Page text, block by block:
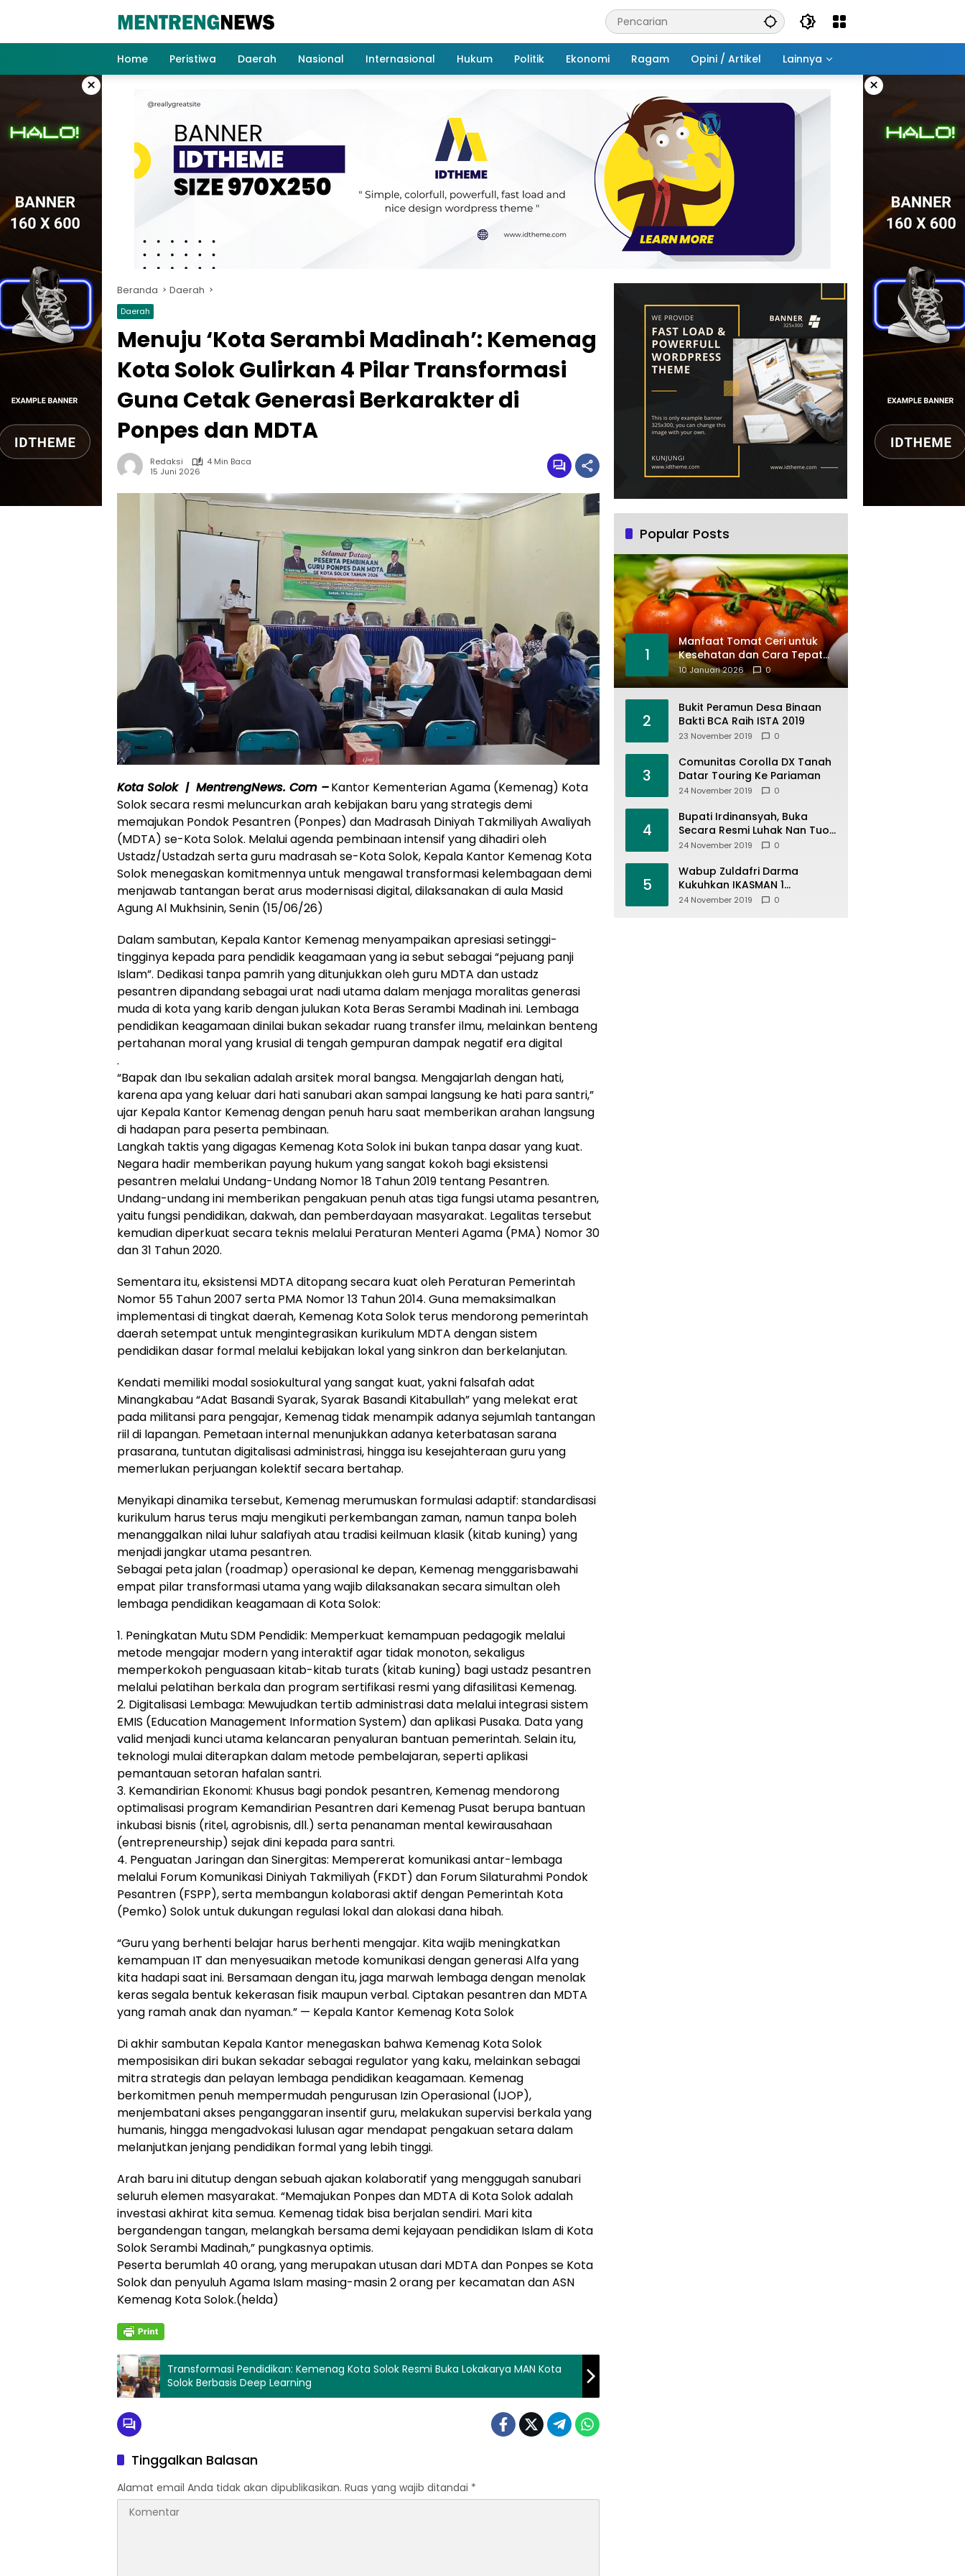
Home
Peristiwa Daerah Nasional Internasional Hukum Politik Ekonomi Ragam Opini / Artikel Lainnya
× ×
Beranda Daerah
Daerah
Menuju ‘Kota Serambi Madinah’: Kemenag
Kota Solok Gulirkan 4 Pilar Transformasi
Guna Cetak Generasi Berkarakter di
Ponpes dan MDTA
Redaksi
4 Min Baca
15 Juni 2026
Kota Solok | MentrengNews. Com –Kantor Kementerian Agama (Kemenag) Kota
Solok secara resmi meluncurkan arah kebijakan baru yang strategis demi
memajukan Pondok Pesantren (Ponpes) dan Madrasah Diniyah Takmiliyah Awaliyah
(MDTA) se-Kota Solok. Melalui agenda pembinaan intensif yang dihadiri oleh
Ustadz/Ustadzah serta guru madrasah se-Kota Solok, Kepala Kantor Kemenag Kota
Solok menegaskan komitmennya untuk mengawal transformasi kelembagaan demi
menjawab tantangan berat arus modernisasi digital, dilaksanakan di aula Masid
Agung Al Mukhsinin, Senin (15/06/26)
Dalam sambutan, Kepala Kantor Kemenag menyampaikan apresiasi setinggi-
tingginya kepada para pendidik keagamaan yang ia sebut sebagai “pejuang panji
Islam”. Dedikasi tanpa pamrih yang ditunjukkan oleh guru MDTA dan ustadz
pesantren dipandang sebagai urat nadi utama dalam menjaga moralitas generasi
muda di kota yang karib dengan julukan Kota Beras Serambi Madinah ini. Lembaga
pendidikan keagamaan dinilai bukan sekadar ruang transfer ilmu, melainkan benteng
pertahanan moral yang krusial di tengah gempuran dampak negatif era digital
.
“Bapak dan Ibu sekalian adalah arsitek moral bangsa. Mengajarlah dengan hati,
karena apa yang keluar dari hati sanubari akan sampai langsung ke hati para santri,”
ujar Kepala Kantor Kemenag dengan penuh haru saat memberikan arahan langsung
di hadapan para peserta pembinaan.
Langkah taktis yang digagas Kemenag Kota Solok ini bukan tanpa dasar yang kuat.
Negara hadir memberikan payung hukum yang sangat kokoh bagi eksistensi
pesantren melalui Undang-Undang Nomor 18 Tahun 2019 tentang Pesantren.
Undang-undang ini memberikan pengakuan penuh atas tiga fungsi utama pesantren,
yaitu fungsi pendidikan, dakwah, dan pemberdayaan masyarakat. Legalitas tersebut
kemudian diperkuat secara teknis melalui Peraturan Menteri Agama (PMA) Nomor 30
dan 31 Tahun 2020.
Sementara itu, eksistensi MDTA ditopang secara kuat oleh Peraturan Pemerintah
Nomor 55 Tahun 2007 serta PMA Nomor 13 Tahun 2014. Guna memaksimalkan
implementasi di tingkat daerah, Kemenag Kota Solok terus mendorong pemerintah
daerah setempat untuk mengintegrasikan kurikulum MDTA dengan sistem
pendidikan dasar formal melalui kebijakan lokal yang sinkron dan berkelanjutan.
Kendati memiliki modal sosiokultural yang sangat kuat, yakni falsafah adat
Minangkabau “Adat Basandi Syarak, Syarak Basandi Kitabullah” yang melekat erat
pada militansi para pengajar, Kemenag tidak menampik adanya sejumlah tantangan
riil di lapangan. Pemetaan internal menunjukkan adanya keterbatasan sarana
prasarana, tuntutan digitalisasi administrasi, hingga isu kesejahteraan guru yang
memerlukan perjuangan kolektif secara bertahap.
Menyikapi dinamika tersebut, Kemenag merumuskan formulasi adaptif: standardisasi
kurikulum harus terus maju mengikuti perkembangan zaman, namun tanpa boleh
menanggalkan nilai luhur salafiyah atau tradisi keilmuan klasik (kitab kuning) yang
menjadi jangkar utama pesantren.
Sebagai peta jalan (roadmap) operasional ke depan, Kemenag menggarisbawahi
empat pilar transformasi utama yang wajib dilaksanakan secara simultan oleh
lembaga pendidikan keagamaan di Kota Solok:
1. Peningkatan Mutu SDM Pendidik: Memperkuat kemampuan pedagogik melalui
metode mengajar modern yang interaktif agar tidak monoton, sekaligus
memperkokoh penguasaan kitab-kitab turats (kitab kuning) bagi ustadz pesantren
melalui pelatihan berkala dan program sertifikasi resmi yang difasilitasi Kemenag.
2. Digitalisasi Lembaga: Mewujudkan tertib administrasi data melalui integrasi sistem
EMIS (Education Management Information System) dan aplikasi Pusaka. Data yang
valid menjadi kunci utama kelancaran penyaluran bantuan pemerintah. Selain itu,
teknologi mulai diterapkan dalam metode pembelajaran, seperti aplikasi
pemantauan setoran hafalan santri.
3. Kemandirian Ekonomi: Khusus bagi pondok pesantren, Kemenag mendorong
optimalisasi program Kemandirian Pesantren dari Kemenag Pusat berupa bantuan
inkubasi bisnis (ritel, agrobisnis, dll.) serta penanaman mental kewirausahaan
(entrepreneurship) sejak dini kepada para santri.
4. Penguatan Jaringan dan Sinergitas: Mempererat komunikasi antar-lembaga
melalui Forum Komunikasi Diniyah Takmiliyah (FKDT) dan Forum Silaturahmi Pondok
Pesantren (FSPP), serta membangun kolaborasi aktif dengan Pemerintah Kota
(Pemko) Solok untuk dukungan regulasi lokal dan alokasi dana hibah.
“Guru yang berhenti belajar harus berhenti mengajar. Kita wajib meningkatkan
kemampuan IT dan menyesuaikan metode komunikasi dengan generasi Alfa yang
kita hadapi saat ini. Bersamaan dengan itu, jaga marwah lembaga dengan menolak
keras segala bentuk kekerasan fisik maupun verbal. Ciptakan pesantren dan MDTA
yang ramah anak dan nyaman.” — Kepala Kantor Kemenag Kota Solok
Di akhir sambutan Kepala Kantor menegaskan bahwa Kemenag Kota Solok
memposisikan diri bukan sekadar sebagai regulator yang kaku, melainkan sebagai
mitra strategis dan pelayan lembaga pendidikan keagamaan. Kemenag
berkomitmen penuh mempermudah pengurusan Izin Operasional (IJOP),
menjembatani akses penganggaran insentif guru, melakukan supervisi berkala yang
humanis, hingga mengadvokasi lulusan agar mendapat pengakuan setara dalam
melanjutkan jenjang pendidikan formal yang lebih tinggi.
Arah baru ini ditutup dengan sebuah ajakan kolaboratif yang menggugah sanubari
seluruh elemen masyarakat. “Memajukan Ponpes dan MDTA di Kota Solok adalah
investasi akhirat kita semua. Kemenag tidak bisa berjalan sendiri. Mari kita
bergandengan tangan, melangkah bersama demi kejayaan pendidikan Islam di Kota
Solok Serambi Madinah,” pungkasnya optimis.
Peserta berumlah 40 orang, yang merupakan utusan dari MDTA dan Ponpes se Kota
Solok dan penyuluh Agama Islam masing-masin 2 orang per kecamatan dan ASN
Kemenag Kota Solok.(helda)
Transformasi Pendidikan: Kemenag Kota Solok Resmi Buka Lokakarya MAN Kota
Solok Berbasis Deep Learning
Tinggalkan Balasan
Alamat email Anda tidak akan dipublikasikan. Ruas yang wajib ditandai *
Popular Posts
1
Manfaat Tomat Ceri untuk
Kesehatan dan Cara Tepat
Mengonsumsinya
10 Januari 2026 0
2
Bukit Peramun Desa Binaan
Bakti BCA Raih ISTA 2019
23 November 2019 0
3
Comunitas Corolla DX Tanah
Datar Touring Ke Pariaman
24 November 2019 0
4
Bupati Irdinansyah, Buka
Secara Resmi Luhak Nan Tuo
Wirabraja Adventure Offroad
24 November 2019 0
5
Wabup Zuldafri Darma
Kukuhkan IKASMAN 1
Pariangan Se Jabodetabek
24 November 2019 0